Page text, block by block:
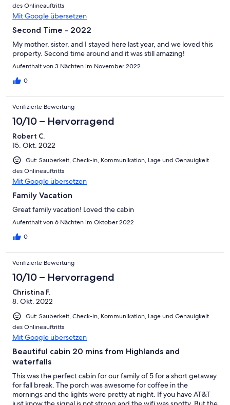
des Onlineauftritts
Mit Google übersetzen
Second Time - 2022
My mother, sister, and I stayed here last year, and we loved this
property. Second time around and it was still amazing!
Aufenthalt von 3 Nächten im November 2022
0
Verifizierte Bewertung
10/10 – Hervorragend
Robert C.
15. Okt. 2022
Gut: Sauberkeit, Check-in, Kommunikation, Lage und Genauigkeit
des Onlineauftritts
Mit Google übersetzen
Family Vacation
Great family vacation! Loved the cabin
Aufenthalt von 6 Nächten im Oktober 2022
0
Verifizierte Bewertung
10/10 – Hervorragend
Christina F.
8. Okt. 2022
Gut: Sauberkeit, Check-in, Kommunikation, Lage und Genauigkeit
des Onlineauftritts
Mit Google übersetzen
Beautiful cabin 20 mins from Highlands and
waterfalls
This was the perfect cabin for our family of 5 for a short getaway
for fall break. The porch was awesome for coffee in the
mornings and the lights were pretty at night. If you have AT&T